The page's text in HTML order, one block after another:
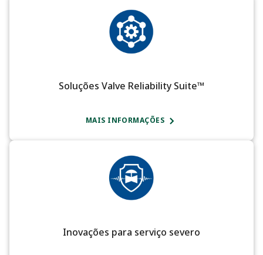
Soluções Valve Reliability Suite™
MAIS INFORMAÇÕES
Inovações para serviço severo